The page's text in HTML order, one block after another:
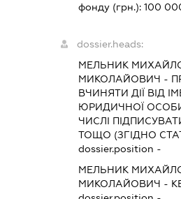
фонду (грн.): 100
dossier.heads:
МЕЛЬНИК
МИКОЛАЙОВИЧ -
ВЧИНЯТИ ДІЇ ВІД
ЮРИДИЧНОЇ
ЧИСЛІ
ТОЩО (ЗГІДНО
dossier.position -
МЕЛЬНИК
МИКОЛАЙОВИЧ -